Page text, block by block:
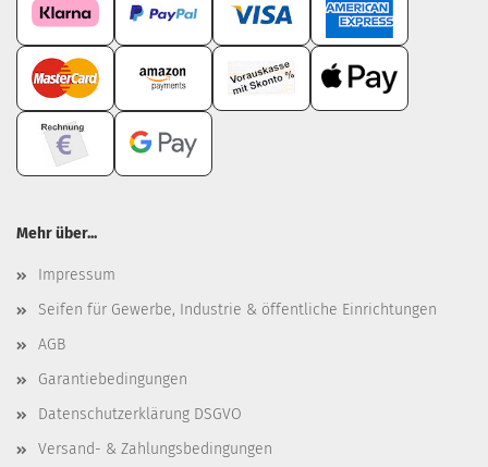
Mehr über...
Impressum
Seifen für Gewerbe, Industrie & öffentliche Einrichtungen
AGB
Garantiebedingungen
Datenschutzerklärung DSGVO
Versand- & Zahlungsbedingungen